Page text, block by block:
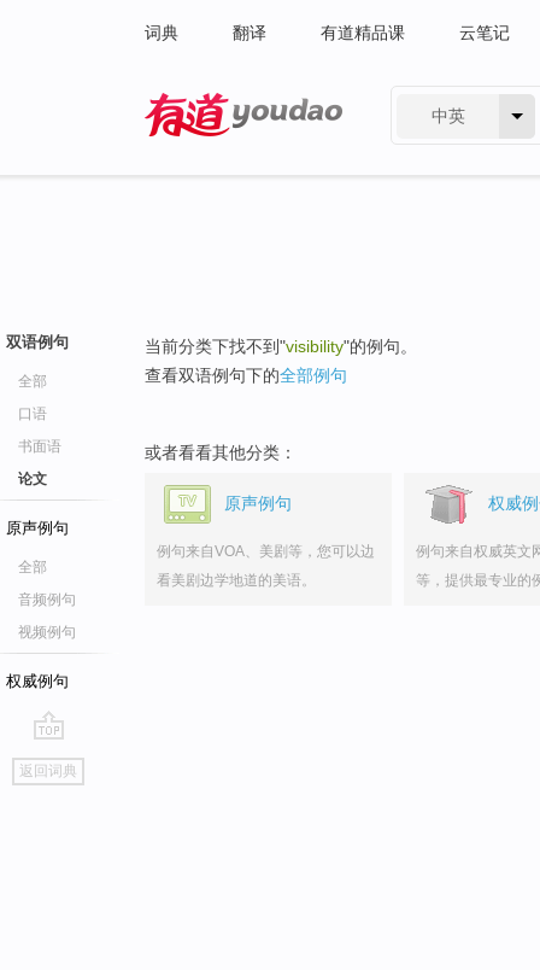
词典 翻译 有道精品课 云笔记
中英
双语例句
全部
口语
书面语
论文
原声例句
全部
音频例句
视频例句
权威例句
go
top
返回词典
当前分类下找不到"visibility"的例句。
查看双语例句下的全部例句
或者看看其他分类：
原声例句
例句来自VOA、美剧等，您可以边
看美剧边学地道的美语。
权威
例句来自权威英文
等，提供最专业的